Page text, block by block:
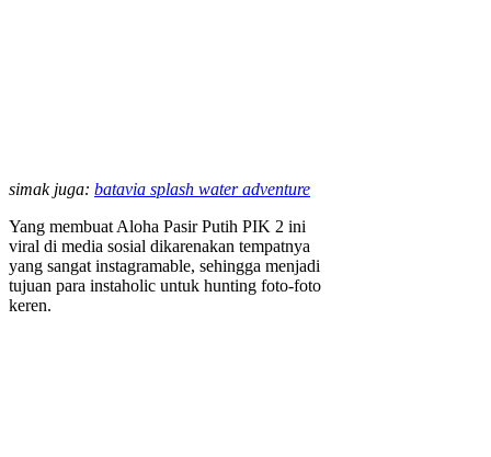
simak juga: batavia splash water adventure
Yang membuat Aloha Pasir Putih PIK 2 ini
viral di media sosial dikarenakan tempatnya
yang sangat instagramable, sehingga menjadi
tujuan para instaholic untuk hunting foto-foto
keren.